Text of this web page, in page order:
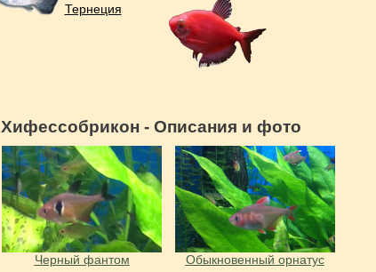
Тернеция
Хифессобрикон - Описания и фото
Черный фантом Обыкновенный орнатус